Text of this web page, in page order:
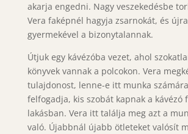
akarja engedni. Nagy veszekedésbe
Vera faképnél hagyja zsarnokát, és
gyermekével a bizonytalannak.
Útjuk egy kávézóba vezet, ahol
könyvek vannak a polcokon. Vera
tulajdonost, lenne-e itt munka
felfogadja, kis szobát kapnak a kávézó
lakásban. Vera itt találja meg azt a
való. Újabbnál újabb ötleteket valósít